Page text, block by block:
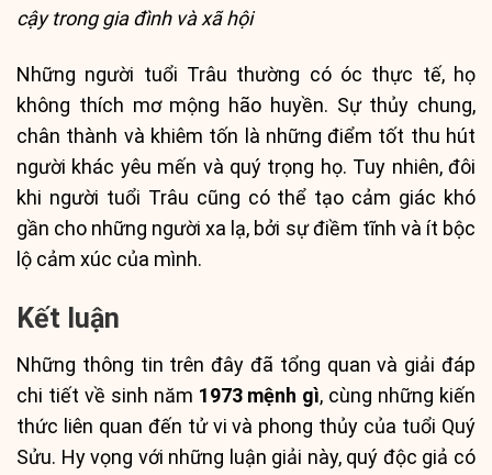
cậy trong gia đình và xã hội
Những người tuổi Trâu thường có óc thực tế, họ
không thích mơ mộng hão huyền. Sự thủy chung,
chân thành và khiêm tốn là những điểm tốt thu hút
người khác yêu mến và quý trọng họ. Tuy nhiên, đôi
khi người tuổi Trâu cũng có thể tạo cảm giác khó
gần cho những người xa lạ, bởi sự điềm tĩnh và ít bộc
lộ cảm xúc của mình.
Kết luận
Những thông tin trên đây đã tổng quan và giải đáp
chi tiết về sinh năm 1973 mệnh gì, cùng những kiến
thức liên quan đến tử vi và phong thủy của tuổi Quý
Sửu. Hy vọng với những luận giải này, quý độc giả có